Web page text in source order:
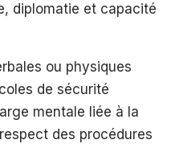
diplomatie et capacité
ou physiques
de sécurité
mentale liée à la
des procédures